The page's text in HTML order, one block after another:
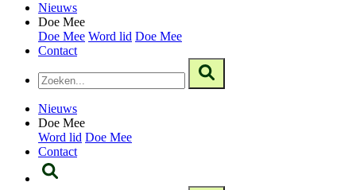
Nieuws
Doe Mee
Doe Mee Word lid Doe Mee
Contact
Nieuws
Doe Mee
Word lid Doe Mee
Contact